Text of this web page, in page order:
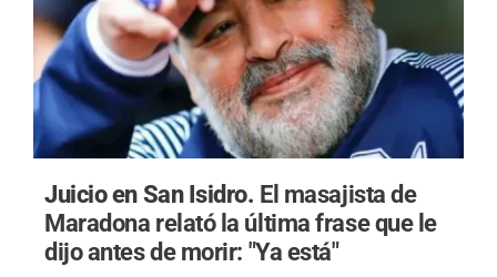
Juicio en San Isidro. El masajista de
Maradona relató la última frase que le
dijo antes de morir: "Ya está"